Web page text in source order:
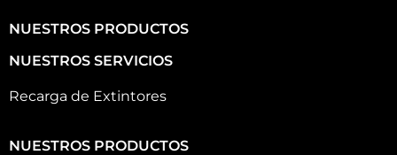
NUESTROS PRODUCTOS
NUESTROS SERVICIOS
Recarga de Extintores
NUESTROS PRODUCTOS